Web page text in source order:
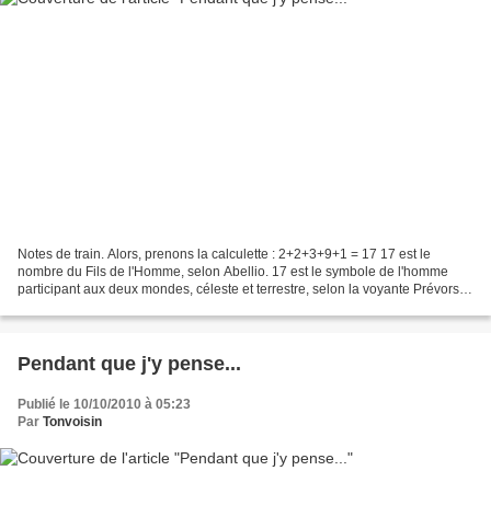
Notes de train. Alors, prenons la calculette : 2+2+3+9+1 = 17 17 est le
nombre du Fils de l'Homme, selon Abellio. 17 est le symbole de l'homme
participant aux deux mondes, céleste et terrestre, selon la voyante Prévorst.
Pendant que j'y pense...
Publié le 10/10/2010 à 05:23
Par Tonvoisin